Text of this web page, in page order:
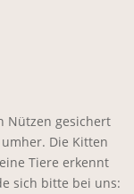
Nützen gesichert
Die Kitten
Tiere erkennt
sich bitte bei uns: